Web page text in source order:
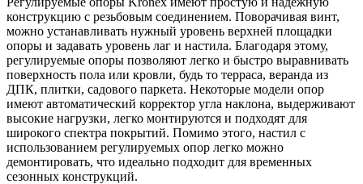
конструкцию с резьбовым соединением. Поворачивая винт,
можно устанавливать нужный уровень верхней площадки
опоры и задавать уровень лаг и настила. Благодаря этому,
регулируемые опоры позволяют легко и быстро выравнивать
поверхность пола или кровли, будь то терраса, веранда из
ДПК, плитки, садового паркета. Некоторые модели опор
имеют автоматический корректор угла наклона, выдерживают
высокие нагрузки, легко монтируются и подходят для
широкого спектра покрытий. Помимо этого, настил с
использованием регулируемых опор легко можно
демонтировать, что идеально подходит для временных
сезонных конструкций.